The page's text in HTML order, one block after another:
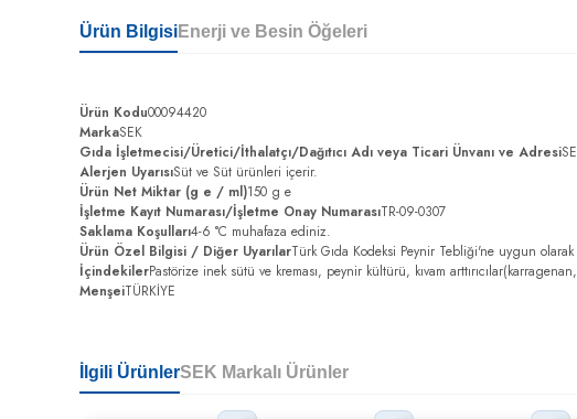
Ürün BilgisiEnerji ve Besin Öğeleri
Ürün Kodu00094420
MarkaSEK
Gıda İşletmecisi/Üretici/İthalatçı/Dağıtıcı Adı veya Ticari Ünvanı ve Adresi
Alerjen UyarısıSüt ve Süt ürünleri içerir.
Ürün Net Miktar (g e / ml)150 g e
İşletme Kayıt Numarası/İşletme Onay NumarasıTR-09-0307
Saklama Koşulları4-6 °C muhafaza ediniz.
Ürün Özel Bilgisi / Diğer UyarılarTürk Gıda Kodeksi Peynir Tebliği'ne uygun
İçindekilerPastörize inek sütü ve kreması, peynir kültürü, kıvam
MenşeiTÜRKİYE
İlgili ÜrünlerSEK Markalı Ürünler